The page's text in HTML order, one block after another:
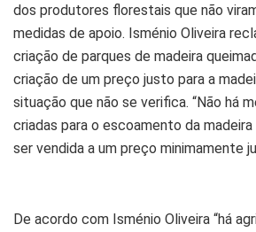
dos produtores florestais que não
medidas de apoio. Isménio Oliveira
criação de parques de madeira
criação de um preço justo para a
situação que não se verifica. “Não há
criadas para o escoamento da
ser vendida a um preço minimamente
De acordo com Isménio Oliveira “há